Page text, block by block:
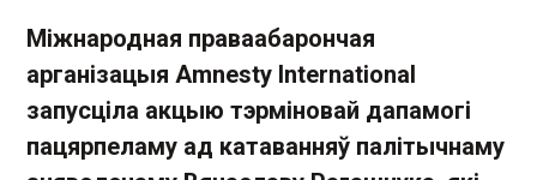
Міжнародная праваабарончая
арганізацыя Amnesty International
запусціла акцыю тэрміновай дапамогі
пацярпеламу ад катаванняў палітычнаму